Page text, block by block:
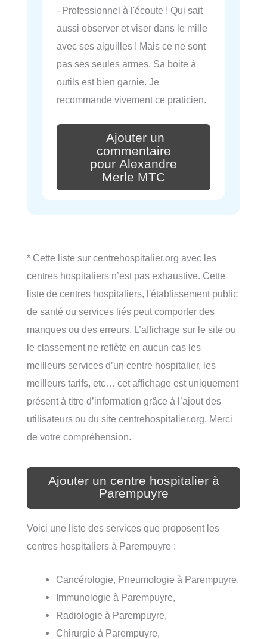
- Professionnel à l'écoute ! Qui sait
aussi observer et viser dans le mille
avec ses aiguilles ! Mais ce ne sont
pas ses seules armes. Sa boite à
outils est bien garnie. Je
recommande vivement ce praticien.
Ajouter un
commentaire
pour Alexandre
Merle MTC
* Cette liste sur centrehospitalier.org avec les
centres hospitaliers n’est pas exhaustive. Cette
liste de centres hospitaliers, l'établissement public
de santé ou services liés peut comporter des
manques ou des erreurs. L’affichage sur le site ou
le classement ne reflète en aucun cas les
meilleurs services d’un centre hospitalier, les
meilleurs tarifs, etc… cet affichage est uniquement
présent à titre d’information grâce à l’ajout des
utilisateurs ou du site centrehospitalier.org. Merci
de votre compréhension.
Ajouter un centre hospitalier à
Parempuyre
Voici une liste des services que proposent les
centres hospitaliers à Parempuyre :
Cancérologie, Pneumologie à Parempuyre,
Immunologie à Parempuyre,
Radiologie à Parempuyre,
Chirurgie à Parempuyre,